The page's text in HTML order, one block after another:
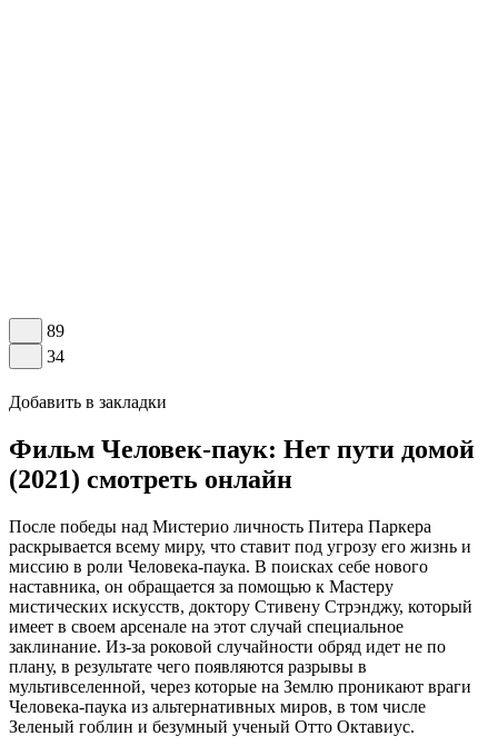
89
34
Добавить в закладки
Фильм Человек-паук: Нет пути домой
(2021) смотреть онлайн
После победы над Мистерио личность Питера Паркера
раскрывается всему миру, что ставит под угрозу его жизнь и
миссию в роли Человека-паука. В поисках себе нового
наставника, он обращается за помощью к Мастеру
мистических искусств, доктору Стивену Стрэнджу, который
имеет в своем арсенале на этот случай специальное
заклинание. Из-за роковой случайности обряд идет не по
плану, в результате чего появляются разрывы в
мультивселенной, через которые на Землю проникают враги
Человека-паука из альтернативных миров, в том числе
Зеленый гоблин и безумный ученый Отто Октавиус.